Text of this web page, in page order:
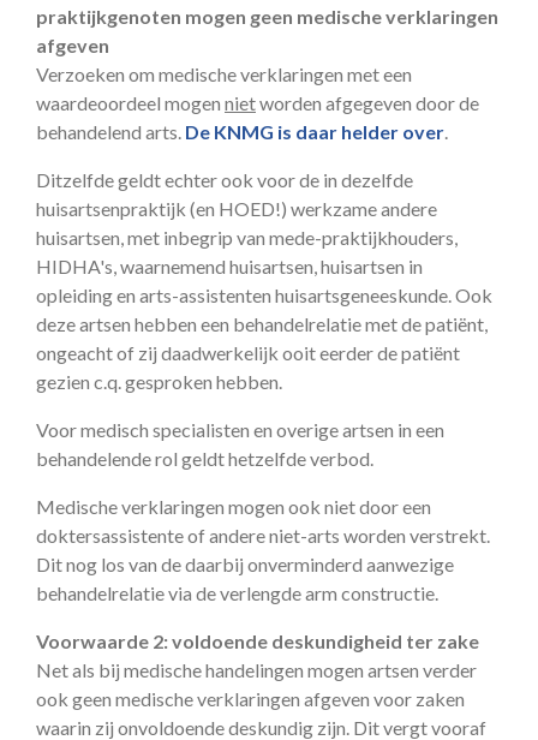
praktijkgenoten mogen geen medische verklaringen
afgeven
Verzoeken om medische verklaringen met een
waardeoordeel mogen nietworden afgegeven door de
behandelend arts. De KNMG is daar helder over.
Ditzelfde geldt echter ook voor de in dezelfde
huisartsenpraktijk (en HOED!) werkzame andere
huisartsen, met inbegrip van mede-praktijkhouders,
HIDHA's, waarnemend huisartsen, huisartsen in
opleiding en arts-assistenten huisartsgeneeskunde. Ook
deze artsen hebben een behandelrelatie met de patiënt,
ongeacht of zij daadwerkelijk ooit eerder de patiënt
gezien c.q. gesproken hebben.
Voor medisch specialisten en overige artsen in een
behandelende rol geldt hetzelfde verbod.
Medische verklaringen mogen ook niet door een
doktersassistente of andere niet-arts worden verstrekt.
Dit nog los van de daarbij onverminderd aanwezige
behandelrelatie via de verlengde arm constructie.
Voorwaarde 2: voldoende deskundigheid ter zake
Net als bij medische handelingen mogen artsen verder
ook geen medische verklaringen afgeven voor zaken
waarin zij onvoldoende deskundig zijn. Dit vergt vooraf